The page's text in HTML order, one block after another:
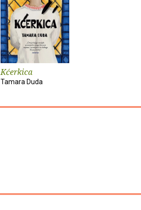
Kćerkica
Tamara Duda